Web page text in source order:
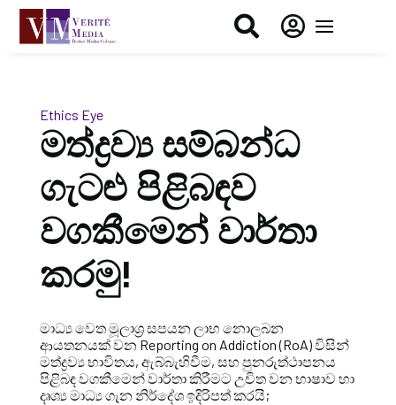
 
Ethics Eye
මත්ද්‍රව්‍ය සම්බන්ධ
ගැටළු පිළිබඳව
වගකීමෙන් වාර්තා
කරමු!
මාධ්‍ය වෙත මූලාශ්‍ර සපයන ලාභ නොලබන
ආයතනයක් වන Reporting on Addiction (RoA) විසින්
මත්ද්‍රව්‍ය භාවිතය, ඇබ්බැහිවීම, සහ පුනරුත්ථාපනය
පිළිබඳ වගකීමෙන් වාර්තා කිරීමට උචිත වන භාෂාව හා
දෘශ්‍ය මාධ්‍ය ගැන නිර්දේශ ඉදිරිපත් කරයි;